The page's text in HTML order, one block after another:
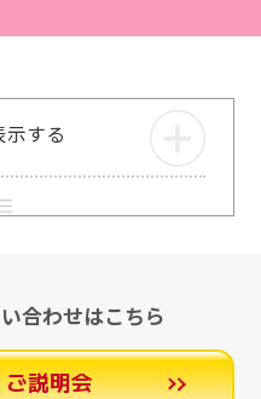
する
合わせはこちら
説明会